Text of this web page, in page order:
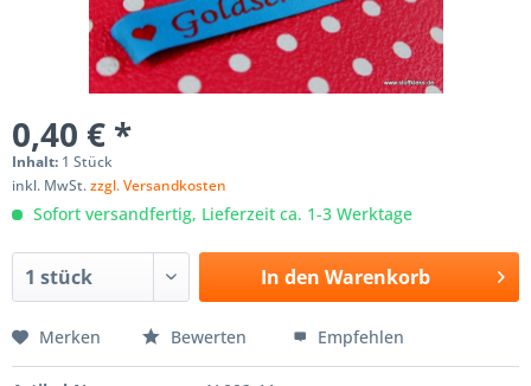
0,40 € *
Inhalt: 1 Stück
inkl. MwSt.zzgl. Versandkosten
Sofort versandfertig, Lieferzeit ca. 1-3 Werktage
In den Warenkorb
Merken Bewerten Empfehlen